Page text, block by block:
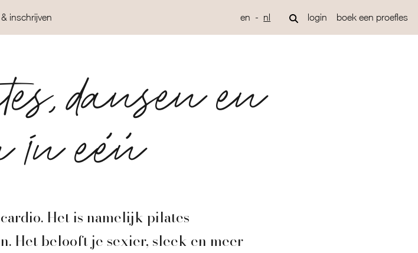
inschrijven en nl login boek een proefles
dansen en
in één
Het is namelijk pilates
Het belooft je sexier, sleek en meer